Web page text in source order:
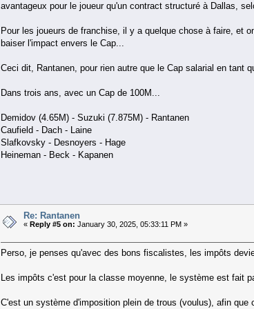
avantageux pour le joueur qu'un contract structuré à Dallas,
Pour les joueurs de franchise, il y a quelque chose à faire, et
baiser l'impact envers le Cap...
Ceci dit, Rantanen, pour rien autre que le Cap salarial en tant
Dans trois ans, avec un Cap de 100M...
Demidov (4.65M) - Suzuki (7.875M) - Rantanen
Caufield - Dach - Laine
Slafkovsky - Desnoyers - Hage
Heineman - Beck - Kapanen
Re: Rantanen
« Reply #5 on: January 30, 2025, 05:33:11 PM »
Perso, je penses qu'avec des bons fiscalistes, les impôts
Les impôts c'est pour la classe moyenne, le système est fait
C'est un système d'imposition plein de trous (voulus), afin